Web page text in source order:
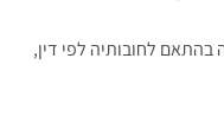
בהתאם לחובותיה לפי דין,